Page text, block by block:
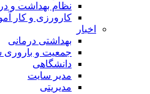
نظام بهداشت و
کارورزی و کار
اخبار
بهداشتی درمانی
جمعیت و باروری
دانشگاهی
مدیر سایت
مدیریتی